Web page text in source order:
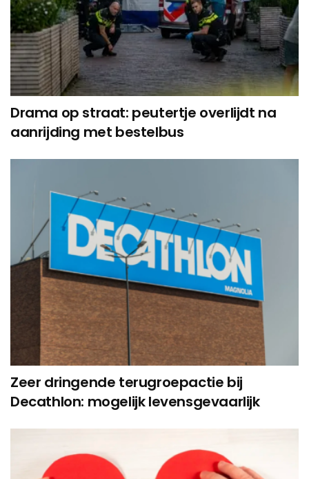
Drama op straat: peutertje overlijdt na
aanrijding met bestelbus
Zeer dringende terugroepactie bij
Decathlon: mogelijk levensgevaarlijk